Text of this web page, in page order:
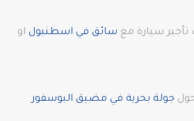
تأجير سيارة مع سائق في اسطنبول او
جولة بحرية في مضيق البوسفور